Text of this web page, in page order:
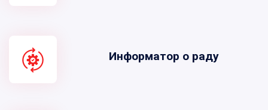
Информатор о раду